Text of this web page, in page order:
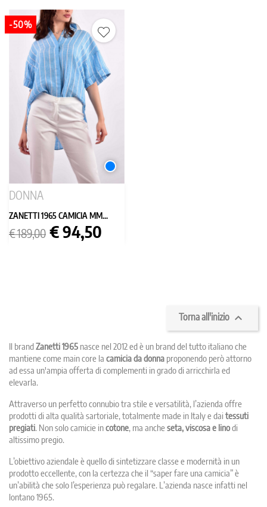
Il brandZanetti 1965 nasce nel 2012 ed è un brand del tutto italiano che
mantiene come main core la camicia da donna proponendo però attorno
ad essa un'ampia offerta di complementi in grado di arricchirla ed
elevarla.
Attraverso un perfetto connubio tra stile e versatilità, l’azienda offre
prodotti di alta qualità sartoriale, totalmente made in Italy e dai tessuti
pregiati. Non solo camicie incotone, ma anche seta, viscosa e linodi
altissimo pregio.
L’obiettivo aziendale è quello di sintetizzare classe e modernità in un
prodotto eccellente, con la certezza che il “saper fare una camicia” è
un’abilità che solo l’esperienza può regalare. L’azienda nasce infatti nel
lontano 1965.
AZZURRO
DONNA
ZANETTI 1965 CAMICIA MM...
Prezzo
base
€ 189,00 Prezzo
€ 94,50
-50%
Torna all'inizio 